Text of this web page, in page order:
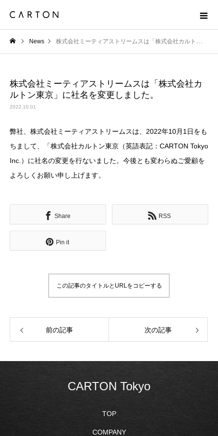
News 株式会社ミーティアストリームスは「株式会社カルトン東京」に社名を変更しました。
株式会社ミーティアストリームスは「株式会社カ
ルトン東京」に社名を変更しました。
2022.10.01
弊社、株式会社ミーティアストリームスは、2022年10月1日をも
ちまして、「株式会社カルトン東京（英語表記：CARTON Tokyo
Inc.）に社名の変更を行ないました。今後とも変わらぬご愛顧を
よろしくお願い申し上げます。
Share RSS
Pin it
この記事のタイトルとURLをコピーする
前の記事 次の記事
CARTON Tokyo
TOP
COMPANY